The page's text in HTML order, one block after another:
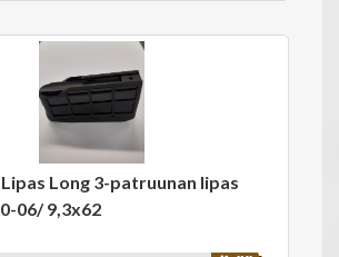
Long 3-patruunan lipas
06/ 9,3x62